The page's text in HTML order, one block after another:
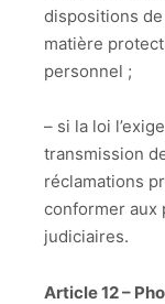
dispositions
matière
personnel ;
– si la loi
transmission
réclamations
conformer aux
judiciaires.
Article 12 –